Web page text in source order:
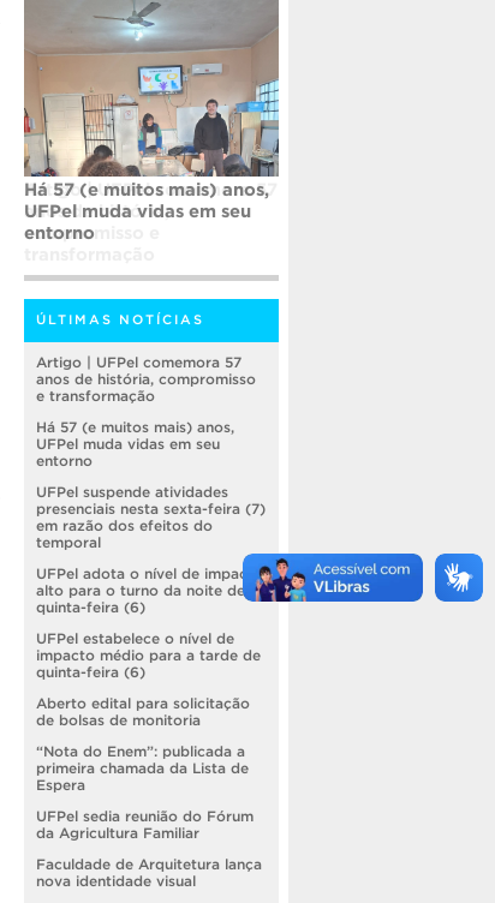
Há 57 (e muitos mais) anos,
UFPel muda vidas em seu
entorno
ÚLTIMAS NOTÍCIAS
Artigo | UFPel comemora 57
anos de história, compromisso
e transformação
Há 57 (e muitos mais) anos,
UFPel muda vidas em seu
entorno
UFPel suspende atividades
presenciais nesta sexta-feira (7)
em razão dos efeitos do
temporal
UFPel adota o nível de impacto
alto para o turno da noite de
quinta-feira (6)
UFPel estabelece o nível de
impacto médio para a tarde de
quinta-feira (6)
Aberto edital para solicitação
de bolsas de monitoria
“Nota do Enem”: publicada a
primeira chamada da Lista de
Espera
UFPel sedia reunião do Fórum
da Agricultura Familiar
Faculdade de Arquitetura lança
nova identidade visual